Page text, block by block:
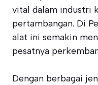
vital dalam industri
pertambangan. Di
alat ini semakin
pesatnya
Dengan berbagai